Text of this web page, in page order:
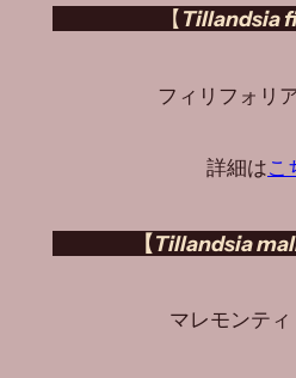
【 Tillandsia
フィリフォリ
詳細はこ
【Tillandsia
マレモンティ